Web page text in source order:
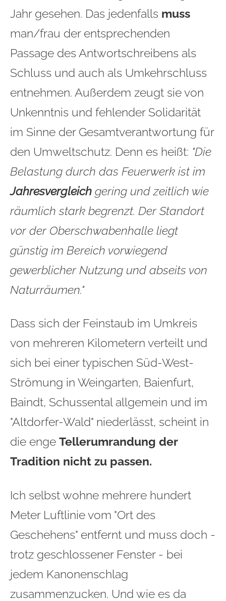
Jahr gesehen. Das jedenfalls muss
man/frau der entsprechenden
Passage des Antwortschreibens als
Schluss und auch als Umkehrschluss
entnehmen. Außerdem zeugt sie von
Unkenntnis und fehlender Solidarität
im Sinne der Gesamtverantwortung für
den Umweltschutz. Denn es heißt: "Die
Belastung durch das Feuerwerk ist im
Jahresvergleich gering und zeitlich wie
räumlich stark begrenzt. Der Standort
vor der Oberschwabenhalle liegt
günstig im Bereich vorwiegend
gewerblicher Nutzung und abseits von
Naturräumen."
Dass sich der Feinstaub im Umkreis
von mehreren Kilometern verteilt und
sich bei einer typischen Süd-West-
Strömung in Weingarten, Baienfurt,
Baindt, Schussental allgemein und im
"Altdorfer-Wald" niederlässt, scheint in
die enge Tellerumrandung der
Tradition nicht zu passen.
Ich selbst wohne mehrere hundert
Meter Luftlinie vom "Ort des
Geschehens" entfernt und muss doch -
trotz geschlossener Fenster - bei
jedem Kanonenschlag
zusammenzucken. Und wie es da